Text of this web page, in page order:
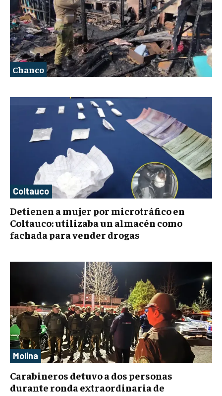
Chanco
Coltauco
Detienen a mujer por microtráfico en
Coltauco: utilizaba un almacén como
fachada para vender drogas
Molina
Carabineros detuvo a dos personas
durante ronda extraordinaria de